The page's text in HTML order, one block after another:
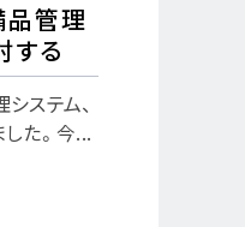
管理
する
ステム、
た。今...